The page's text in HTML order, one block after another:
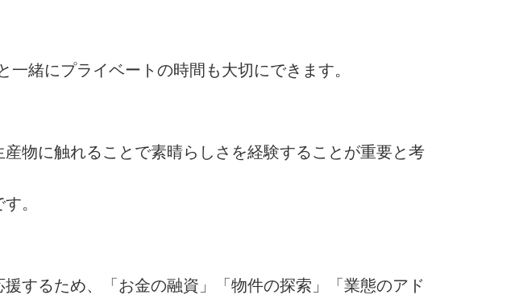
緒にプライベートの時間も大切にできます。
物に触れることで素晴らしさを経験することが重要と考
。
するため、「お金の融資」「物件の探索」「業態のアド